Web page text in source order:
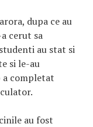
dupa ce au
cerut sa
au stat si
si le-au
completat
au fost